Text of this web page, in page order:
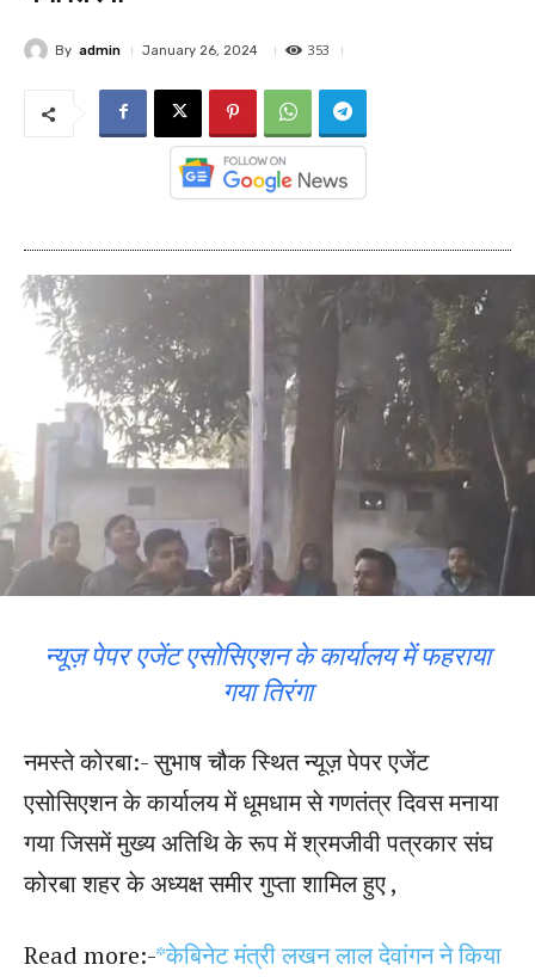
By admin January 26, 2024 353
न्यूज़ पेपर एजेंट एसोसिएशन के कार्यालय में फहराया
गया तिरंगा
नमस्ते कोरबा:- सुभाष चौक स्थित न्यूज़ पेपर एजेंट
एसोसिएशन के कार्यालय में धूमधाम से गणतंत्र दिवस मनाया
गया जिसमें मुख्य अतिथि के रूप में श्रमजीवी पत्रकार संघ
कोरबा शहर के अध्यक्ष समीर गुप्ता शामिल हुए ,
Read more:-*केबिनेट मंत्री लखन लाल देवांगन ने किया